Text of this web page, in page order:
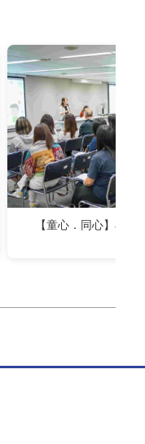
家長講座系列（2024/